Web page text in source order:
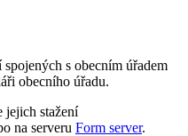
s obecním úřadem
obecního úřadu.
jejich stažení
na serveru Form server.